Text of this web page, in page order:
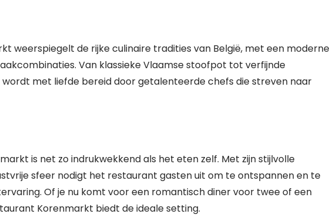
weerspiegelt de rijke culinaire tradities van België, met een moderne
Van klassieke Vlaamse stoofpot tot verfijnde
met liefde bereid door getalenteerde chefs die streven naar
is net zo indrukwekkend als het eten zelf. Met zijn stijlvolle
sfeer nodigt het restaurant gasten uit om te ontspannen en te
Of je nu komt voor een romantisch diner voor twee of een
Korenmarkt biedt de ideale setting.